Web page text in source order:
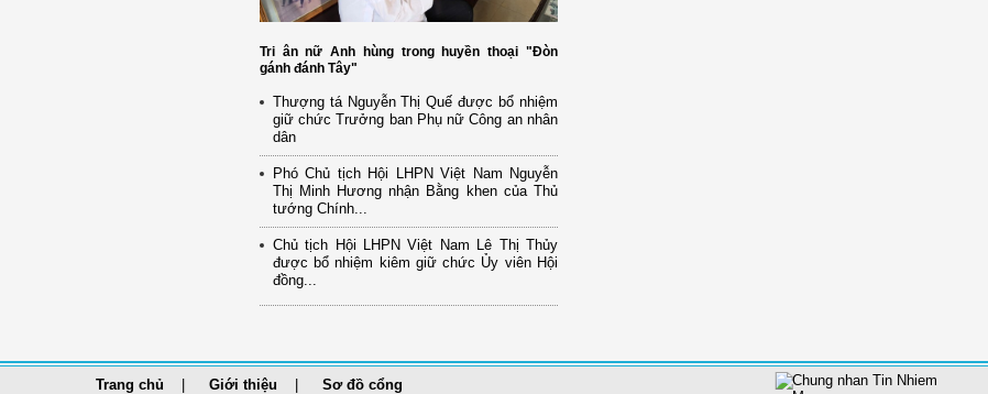
Tri ân nữ Anh hùng trong huyền thoại "Đòn
gánh đánh Tây"
Thượng tá Nguyễn Thị Quế được bổ nhiệm
giữ chức Trưởng ban Phụ nữ Công an nhân
dân
Phó Chủ tịch Hội LHPN Việt Nam Nguyễn
Thị Minh Hương nhận Bằng khen của Thủ
tướng Chính...
Chủ tịch Hội LHPN Việt Nam Lê Thị Thủy
được bổ nhiệm kiêm giữ chức Ủy viên Hội
đồng...
Trang chủ Giới thiệu Sơ đồ cổng